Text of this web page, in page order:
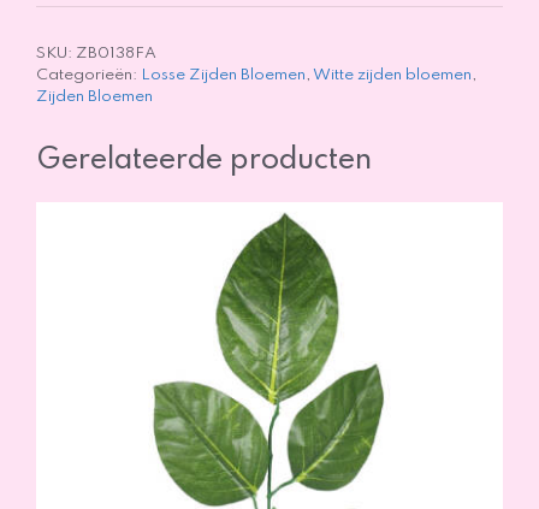
59cm
aantal
SKU: ZB0138FA
Categorieën: Losse Zijden Bloemen, Witte zijden bloemen,
Zijden Bloemen
Gerelateerde producten